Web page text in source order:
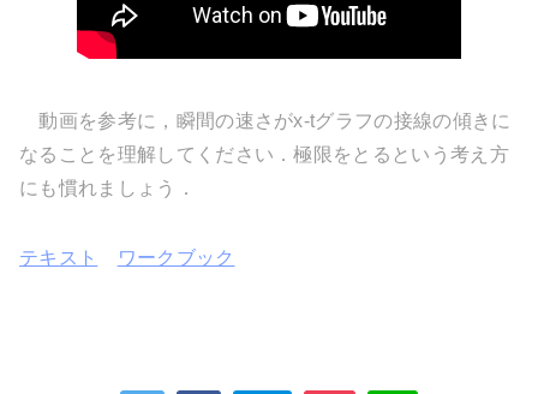
動画を参考に，瞬間の速さがx-tグラフの接線の傾きに
なることを理解してください．極限をとるという考え方
にも慣れましょう．
テキスト ワークブック